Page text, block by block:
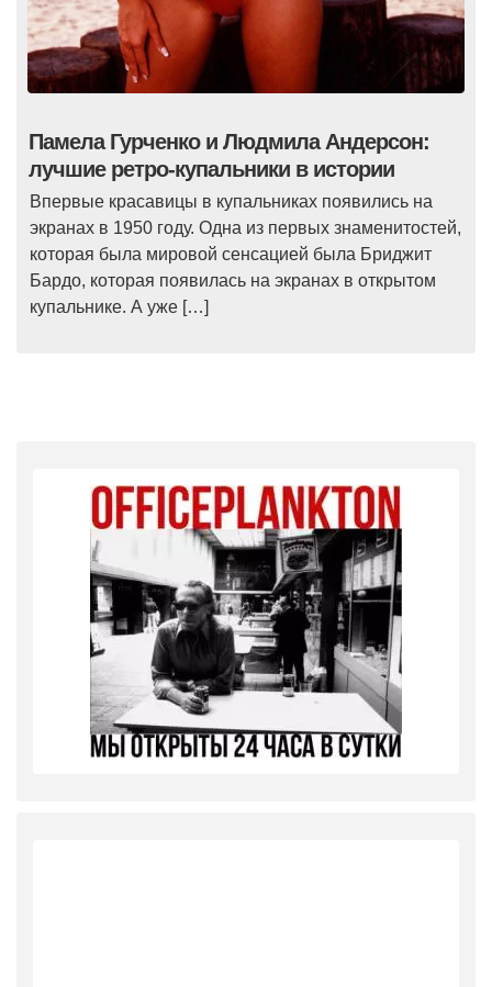
Памела Гурченко и Людмила Андерсон:
лучшие ретро-купальники в истории
Впервые красавицы в купальниках появились на
экранах в 1950 году. Одна из первых знаменитостей,
которая была мировой сенсацией была Бриджит
Бардо, которая появилась на экранах в открытом
купальнике. А уже […]